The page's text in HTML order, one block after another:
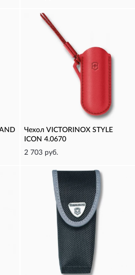
Чехол VICTORINOX STYLE
ICON 4.0670
2 703 руб.